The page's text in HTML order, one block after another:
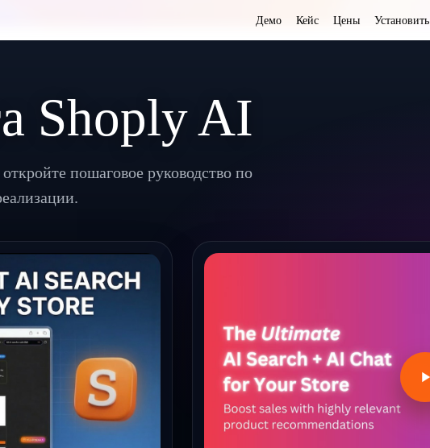
Демо Кейс Цены Установить
Shoply AI
пошаговое руководство по